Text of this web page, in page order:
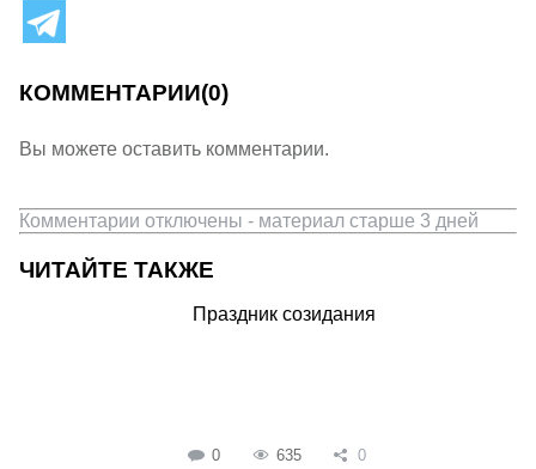
КОММЕНТАРИИ(0)
Вы можете оставить комментарии.
Комментарии отключены - материал старше 3 дней
ЧИТАЙТЕ ТАКЖЕ
Праздник созидания
0 635 0